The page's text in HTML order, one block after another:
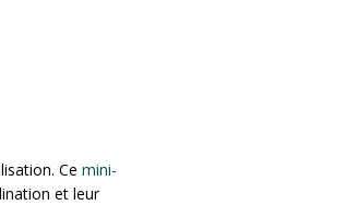
Ce mini-
et leur